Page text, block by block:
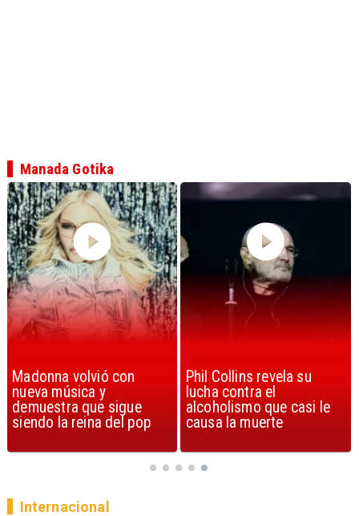
Phil Collins revela su
lucha contra el
alcoholismo que casi le
causa la muerte
U2 lanza nuevo sencillo
con estribillo en español:
Streets of Dreams
Manada Gotika
Internacional